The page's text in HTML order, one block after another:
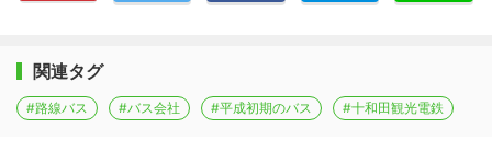
関連タグ
#路線バス #バス会社 #平成初期のバス #十和田観光電鉄